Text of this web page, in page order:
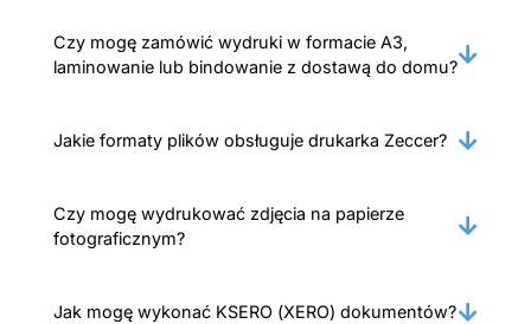
Czy mogę zamówić wydruki w formacie A3,
laminowanie lub bindowanie z dostawą do domu?
Jakie formaty plików obsługuje drukarka Zeccer?
Czy mogę wydrukować zdjęcia na papierze
fotograficznym?
Jak mogę wykonać KSERO (XERO) dokumentów?